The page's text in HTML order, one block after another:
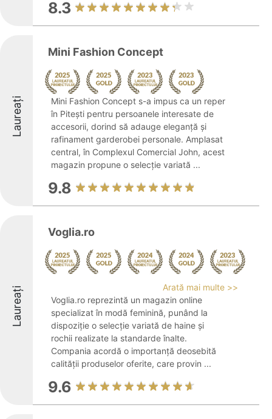
8.3
Laureați
Mini Fashion Concept
Mini Fashion Concept s-a impus ca un reper
în Pitești pentru persoanele interesate de
accesorii, dorind să adauge eleganță și
rafinament garderobei personale. Amplasat
central, în Complexul Comercial John, acest
magazin propune o selecție variată ...
9.8
Laureați
Voglia.ro
Arată mai multe >>
Voglia.ro reprezintă un magazin online
specializat în modă feminină, punând la
dispoziție o selecție variată de haine și
rochii realizate la standarde înalte.
Compania acordă o importanță deosebită
calității produselor oferite, care provin ...
9.6